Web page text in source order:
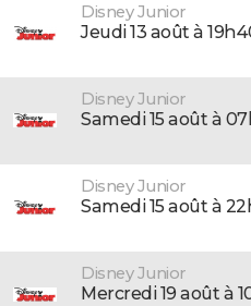
Disney Junior
jeudi 13 août à
Disney Junior
samedi 15 août à
Disney Junior
samedi 15 août à
Disney Junior
mercredi 19 août à